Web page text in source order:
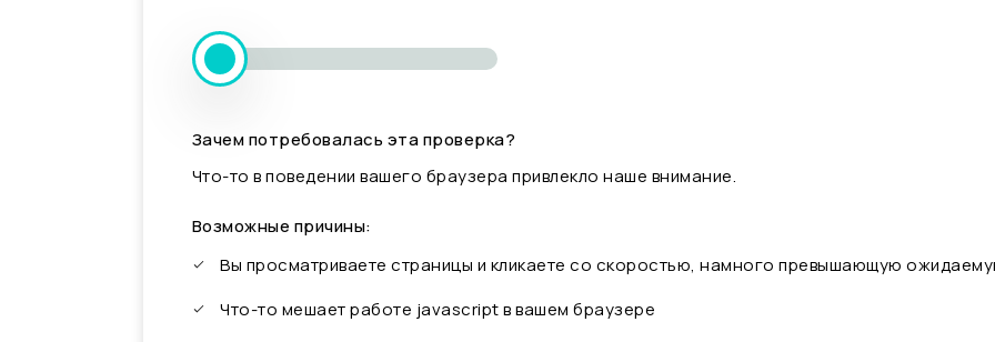
Зачем потребовалась эта проверка?
Что-то в поведении вашего браузера привлекло наше внимание.
Возможные причины:
Вы просматриваете страницы и кликаете со скоростью, намного превышающую
Что-то мешает работе javascript в вашем браузере